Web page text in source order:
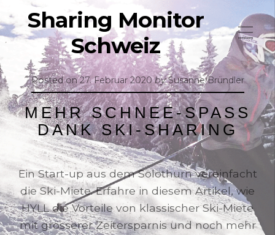
Sharing Monitor
Schweiz
Posted on27. Februar 2020bySusanne Bründler
MEHR SCHNEE-SPASS
DANK SKI-SHARING
Ein Start-up aus dem Solothurn vereinfacht
die Ski-Miete. Erfahre in diesem Artikel, wie
HYLL die Vorteile von klassischer Ski-Miete
mit grösserer Zeitersparnis und noch mehr